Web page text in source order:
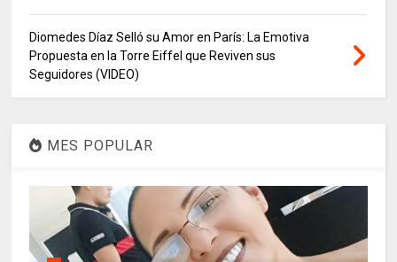
Diomedes Díaz Selló su Amor en París: La Emotiva
Propuesta en la Torre Eiffel que Reviven sus
Seguidores (VIDEO)
MES POPULAR